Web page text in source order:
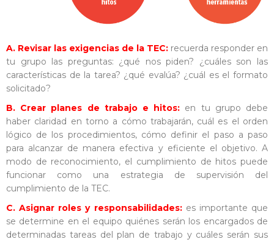
A. Revisar las exigencias de la TEC: recuerda responder en
tu grupo las preguntas: ¿qué nos piden? ¿cuáles son las
características de la tarea? ¿qué evalúa? ¿cuál es el formato
solicitado?
B. Crear planes de trabajo e hitos: en tu grupo debe
haber claridad en torno a cómo trabajarán, cuál es el orden
lógico de los procedimientos, cómo definir el paso a paso
para alcanzar de manera efectiva y eficiente el objetivo. A
modo de reconocimiento, el cumplimiento de hitos puede
funcionar como una estrategia de supervisión del
cumplimiento de la TEC.
C. Asignar roles y responsabilidades:es importante que
se determine en el equipo quiénes serán los encargados de
determinadas tareas del plan de trabajo y cuáles serán sus